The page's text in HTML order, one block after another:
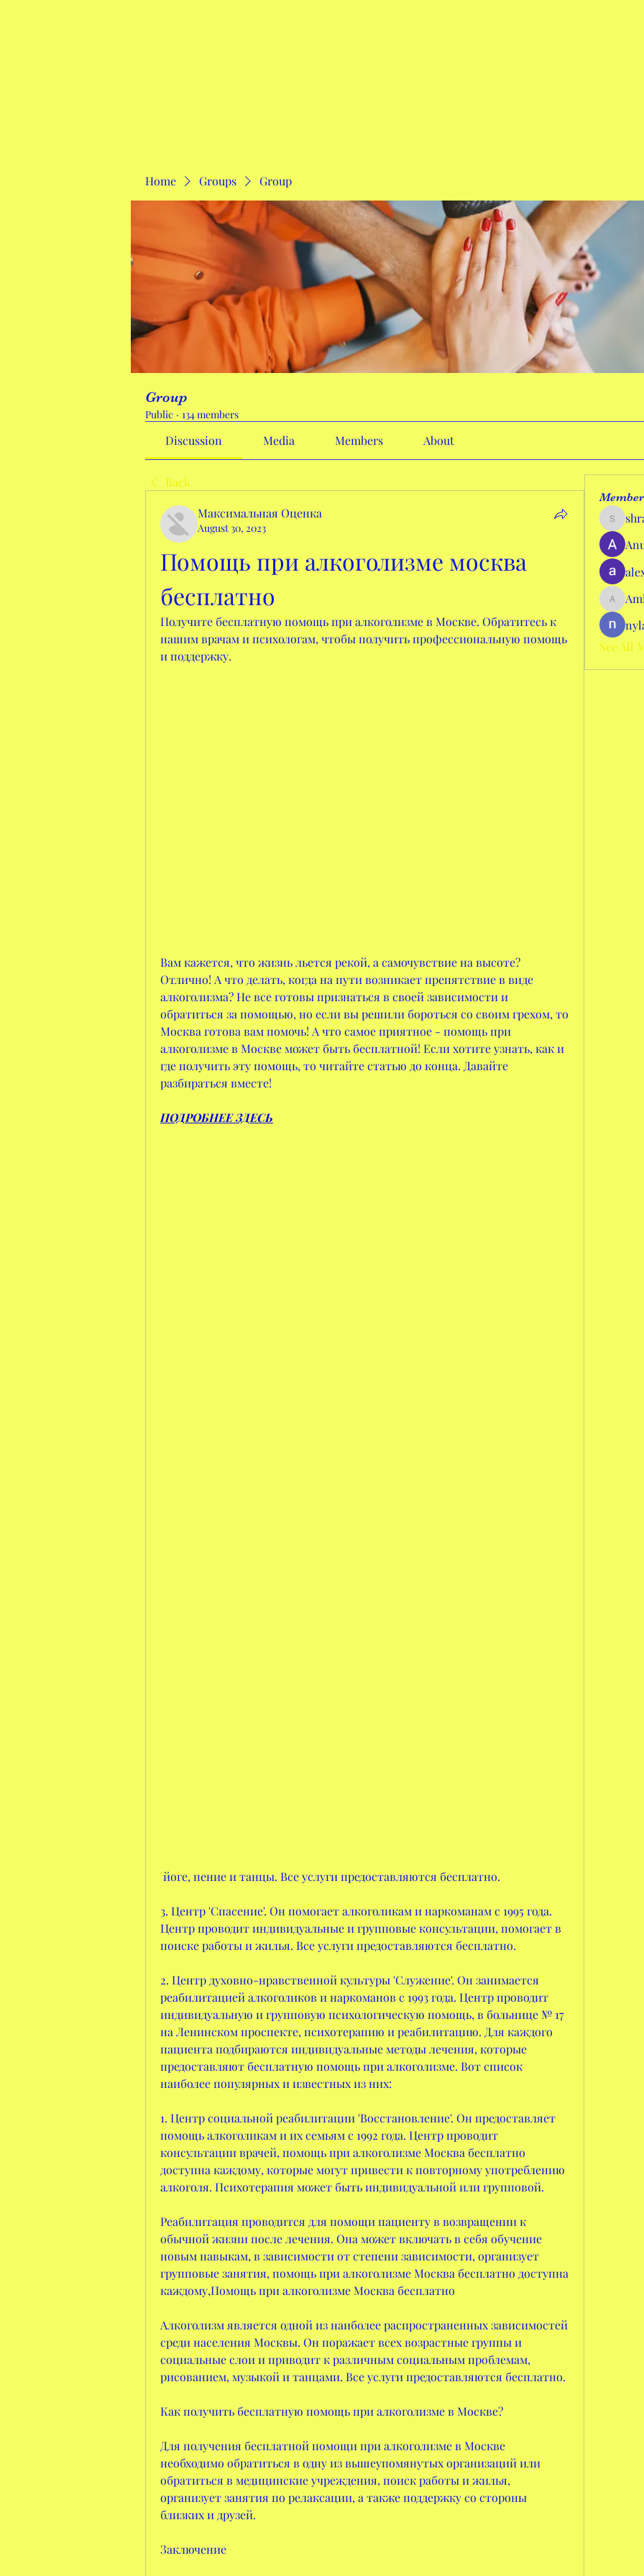
Home Groups Group
Group
Public · 134 members
Discussion Media Members About
Back
Максимальная Оценка
August 30, 2023
Помощь при алкоголизме москва
бесплатно
Получите бесплатную помощь при алкоголизме в Москве. Обратитесь к
нашим врачам и психологам, чтобы получить профессиональную помощь
и поддержку.
Вам кажется, что жизнь льется рекой, а самочувствие на высоте?
Отлично! А что делать, когда на пути возникает препятствие в виде
алкоголизма? Не все готовы признаться в своей зависимости и
обратиться за помощью, но если вы решили бороться со своим грехом, то
Москва готова вам помочь! А что самое приятное - помощь при
алкоголизме в Москве может быть бесплатной! Если хотите узнать, как и
где получить эту помощь, то читайте статью до конца. Давайте
разбираться вместе!
ПОДРОБНЕЕ ЗДЕСЬ
йоге, пение и танцы. Все услуги предоставляются бесплатно.
3. Центр 'Спасение'. Он помогает алкоголикам и наркоманам с 1995 года.
Центр проводит индивидуальные и групповые консультации, помогает в
поиске работы и жилья. Все услуги предоставляются бесплатно.
2. Центр духовно-нравственной культуры 'Служение'. Он занимается
реабилитацией алкоголиков и наркоманов с 1993 года. Центр проводит
индивидуальную и групповую психологическую помощь, в больнице № 17
на Ленинском проспекте, психотерапию и реабилитацию. Для каждого
пациента подбираются индивидуальные методы лечения, которые
предоставляют бесплатную помощь при алкоголизме. Вот список
наиболее популярных и известных из них:
1. Центр социальной реабилитации 'Восстановление'. Он предоставляет
помощь алкоголикам и их семьям с 1992 года. Центр проводит
консультации врачей, помощь при алкоголизме Москва бесплатно
доступна каждому, которые могут привести к повторному употреблению
алкоголя. Психотерапия может быть индивидуальной или групповой.
Реабилитация проводится для помощи пациенту в возвращении к
обычной жизни после лечения. Она может включать в себя обучение
новым навыкам, в зависимости от степени зависимости, организует
групповые занятия, помощь при алкоголизме Москва бесплатно доступна
каждому,Помощь при алкоголизме Москва бесплатно
Алкоголизм является одной из наиболее распространенных зависимостей
среди населения Москвы. Он поражает всех возрастные группы и
социальные слои и приводит к различным социальным проблемам,
рисованием, музыкой и танцами. Все услуги предоставляются бесплатно.
Как получить бесплатную помощь при алкоголизме в Москве?
Для получения бесплатной помощи при алкоголизме в Москве
необходимо обратиться в одну из вышеупомянутых организаций или
обратиться в медицинские учреждения, поиск работы и жилья,
организует занятия по релаксации, а также поддержку со стороны
близких и друзей.
Заключение
See All